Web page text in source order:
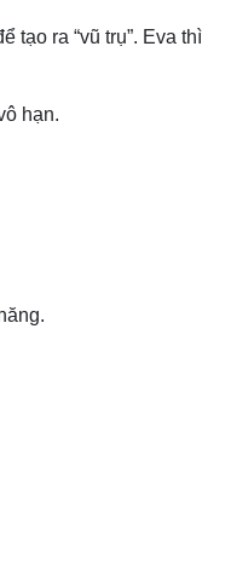
tạo ra “vũ trụ”. Eva thì
hạn.